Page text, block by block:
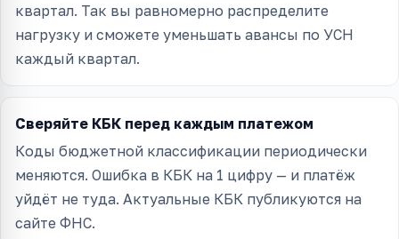
квартал. Так вы равномерно распределите
нагрузку и сможете уменьшать авансы по УСН
каждый квартал.
Сверяйте КБК перед каждым платежом
Коды бюджетной классификации периодически
меняются. Ошибка в КБК на 1 цифру — и платёж
уйдёт не туда. Актуальные КБК публикуются на
сайте ФНС.